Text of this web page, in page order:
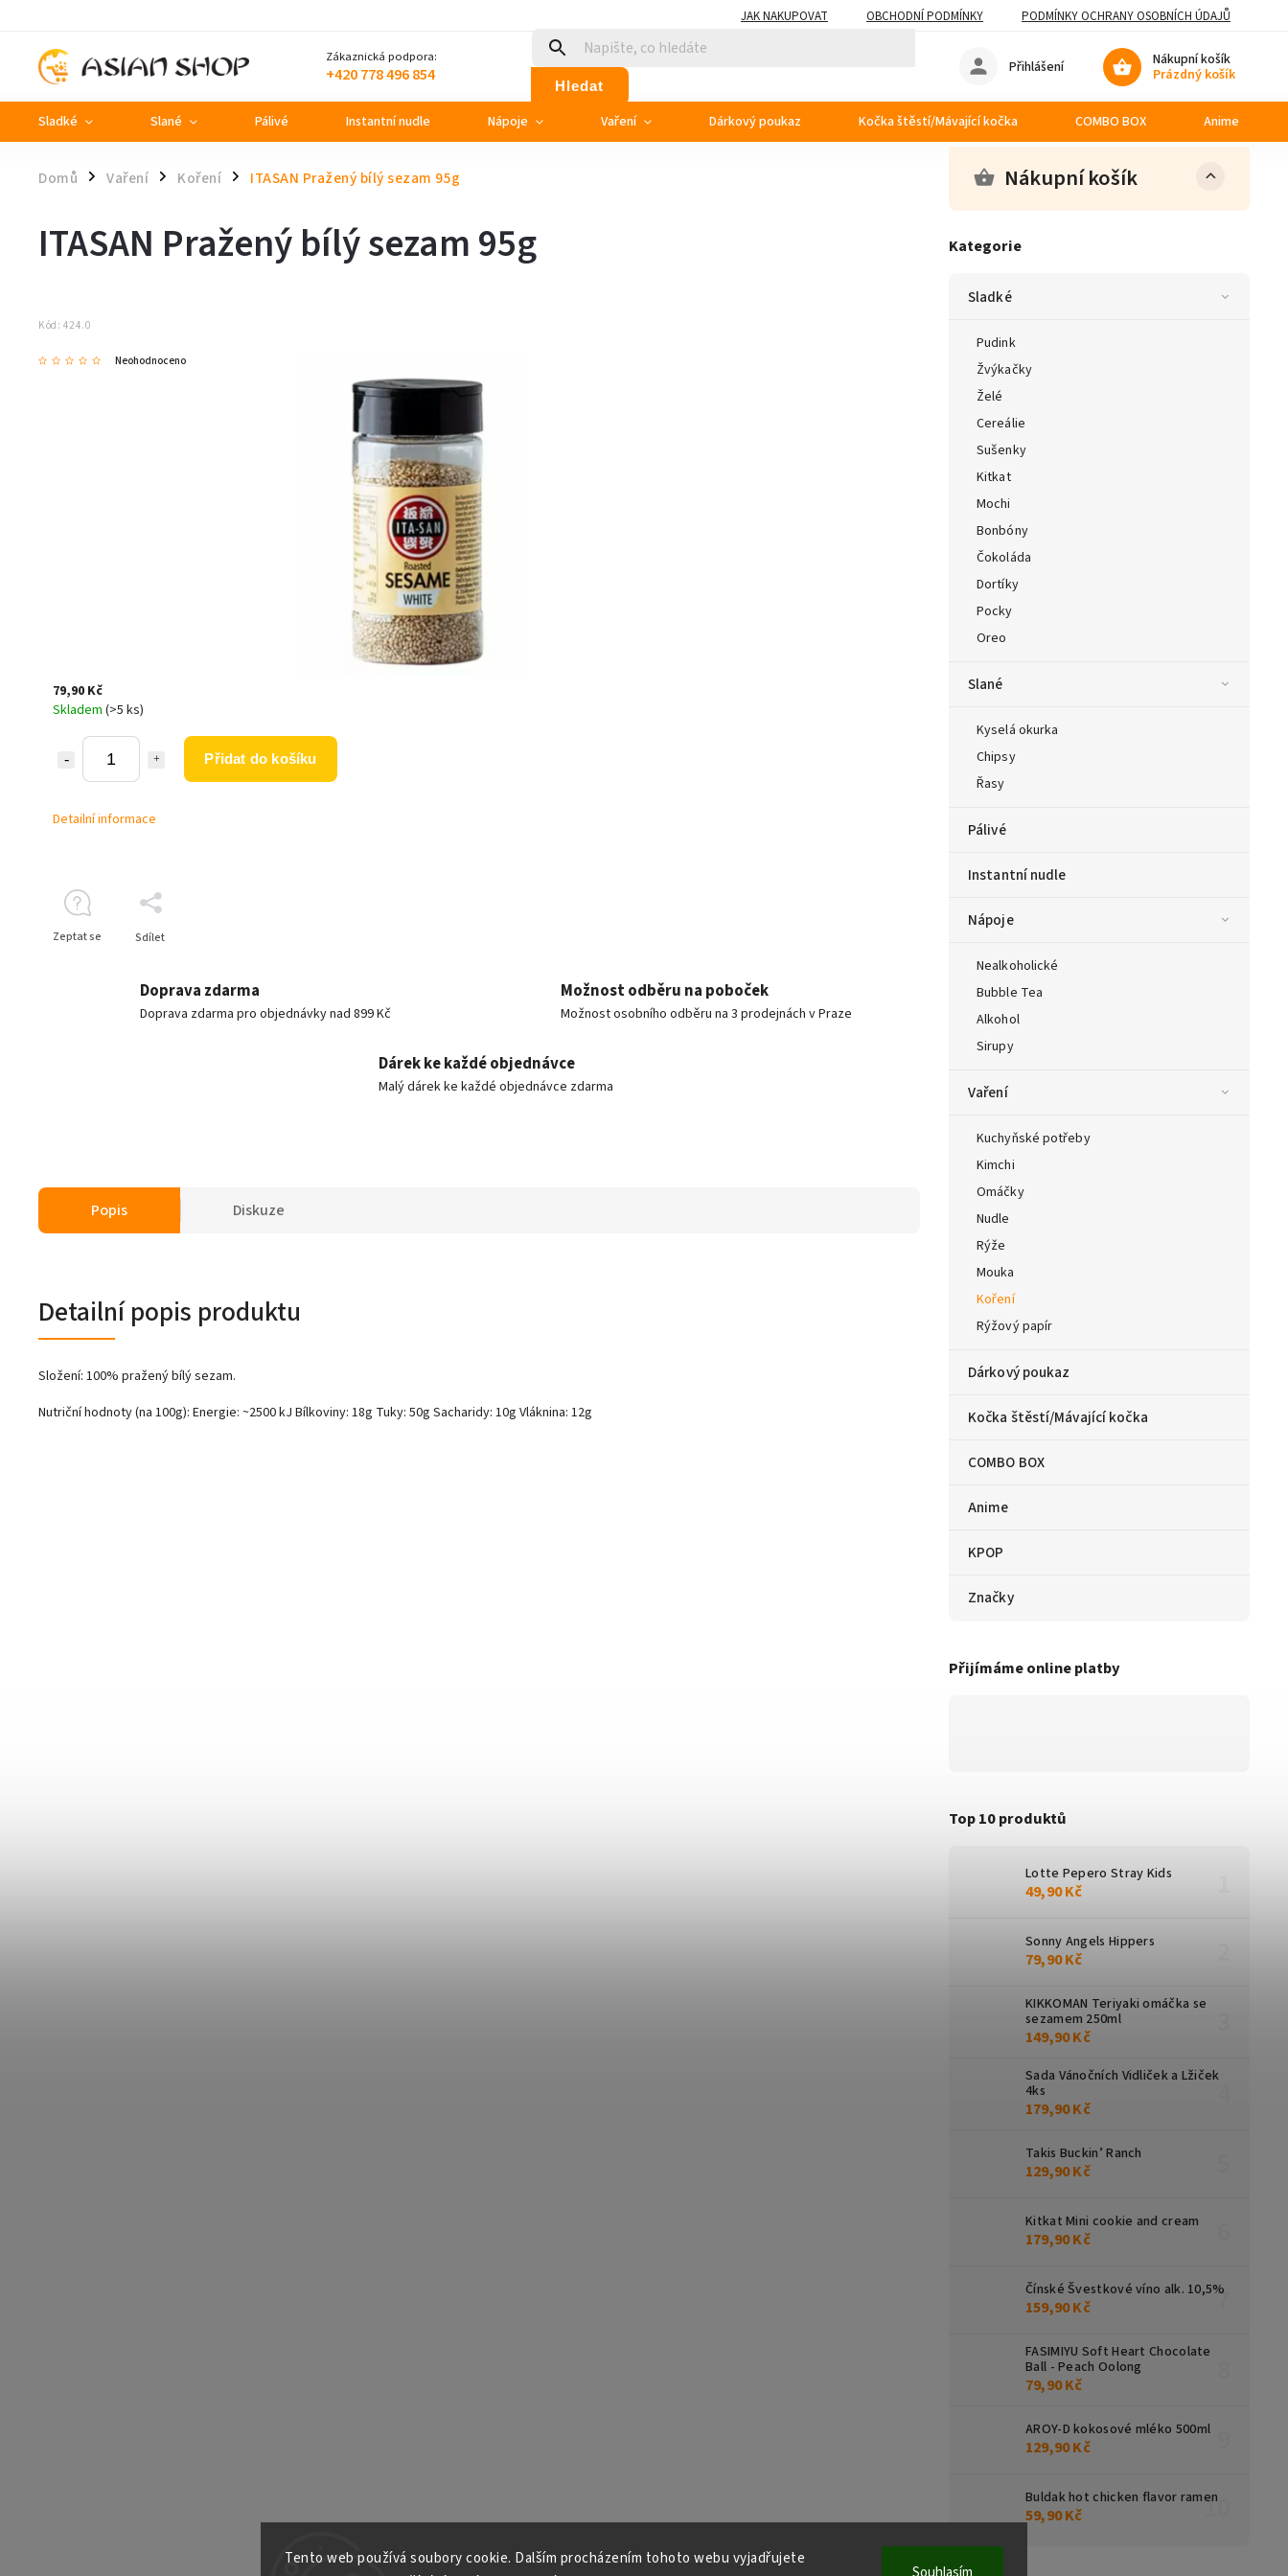
Tento web používá soubory cookie. Dalším procházením tohoto webu vyjadřujete
JAK NAKUPOVAT OBCHODNÍ PODMÍNKY PODMÍNKY OCHRANY OSOBNÍCH ÚDAJŮ
Zákaznická podpora:
+420 778 496 854 Hledat
Nákupní košík
Prázdný košík
Přihlášení
Sladké Slané Pálivé Instantní nudle Nápoje Vaření Dárkový poukaz Kočka štěstí/Mávající kočka COMBO BOX Anime
Domů / Vaření / Koření / ITASAN Pražený bílý sezam 95g Nákupní košík
Kategorie
Sladké
Pudink
Žvýkačky
Želé
Cereálie
Sušenky
Kitkat
Mochi
Bonbóny
Čokoláda
Dortíky
Pocky
Oreo
Slané
Kyselá okurka
Chipsy
Řasy
Pálivé
Instantní nudle
Nápoje
Nealkoholické
Bubble Tea
Alkohol
Sirupy
Vaření
Kuchyňské potřeby
Kimchi
Omáčky
Nudle
Rýže
Mouka
Koření
Rýžový papír
Dárkový poukaz
Kočka štěstí/Mávající kočka
COMBO BOX
Anime
KPOP
Značky
Přijímáme online platby
Top 10 produktů
Lotte Pepero Stray Kids
49,90 Kč
Sonny Angels Hippers
79,90 Kč
KIKKOMAN Teriyaki omáčka se
sezamem 250ml
149,90 Kč
Sada Vánočních Vidliček a Lžiček
4ks
179,90 Kč
Takis Buckin’ Ranch
129,90 Kč
Kitkat Mini cookie and cream
179,90 Kč
Čínské Švestkové víno alk. 10,5%
159,90 Kč
FASIMIYU Soft Heart Chocolate
Ball - Peach Oolong
79,90 Kč
AROY-D kokosové mléko 500ml
129,90 Kč
Buldak hot chicken flavor ramen
59,90 Kč
ITASAN Pražený bílý sezam 95g
Kód: 424.0
Neohodnoceno
79,90 Kč
Skladem (>5 ks)
Přidat do košíku
Detailní informace
Zeptat se Sdílet
Doprava zdarma
Doprava zdarma pro objednávky nad 899 Kč
Možnost odběru na poboček
Možnost osobního odběru na 3 prodejnách v Praze
Dárek ke každé objednávce
Malý dárek ke každé objednávce zdarma
Popis Diskuze
Detailní popis produktu
Složení: 100% pražený bílý sezam.
Nutriční hodnoty (na 100g): Energie: ~2500 kJ Bílkoviny: 18g Tuky: 50g Sacharidy: 10g Vláknina: 12g